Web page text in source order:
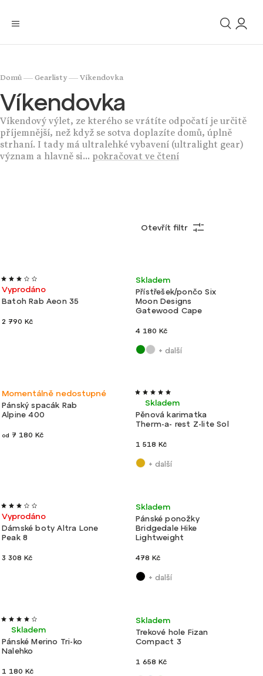
Domů/ Gearlisty/ Víkendovka
Víkendovka
Víkendový výlet, ze kterého se vrátíte odpočatí je určitě
příjemnější, než když se sotva doplazíte domů, úplně
strhaní. I tady má ultralehké vybavení (ultralight gear)
význam a hlavně si...pokračovat ve čtení
Nejdražší
Abecedně
Otevřít filtr
Akce
Batoh Rab Aeon 35
Vyprodáno
2 790 Kč
Ultralehké
Přístřešek/pončo Six
Moon Designs
Gatewood Cape
Skladem
4 180 Kč
+ další
Lehké
Pánský spacák Rab
Alpine 400
Momentálně nedostupné
od 7 180 Kč
Velmi lehké
Pěnová karimatka
Therm-a- rest Z-lite Sol
Skladem
1 518 Kč
+ další
Akce
Dámské boty Altra Lone
Peak 8
Vyprodáno
3 308 Kč
Velmi lehké
Pánské ponožky
Bridgedale Hike
Lightweight
Skladem
478 Kč
+ další
Ultralehké
Pánské Merino Tri-ko
Nalehko
Skladem
1 180 Kč
Velmi lehké
Trekové hole Fizan
Compact 3
Skladem
1 658 Kč